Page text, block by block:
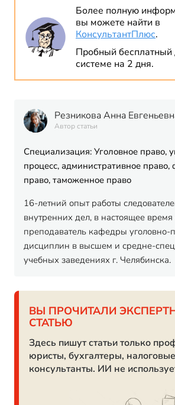
Более полную
вы можете найти в
КонсультантПлюс.
Пробный бесплатный
системе на 2 дня.
Резникова Анна
Автор статьи
Специализация: Уголовное право,
процесс, административное право,
право, таможенное право
16-летний опыт работы
внутренних дел, в настоящее время
преподаватель кафедры уголовно-
дисциплин в высшем и средне-
учебных заведениях г. Челябинска.
ВЫ ПРОЧИТАЛИ
СТАТЬЮ
Здесь пишут статьи только
юристы, бухгалтеры, налоговые
консультанты. ИИ не